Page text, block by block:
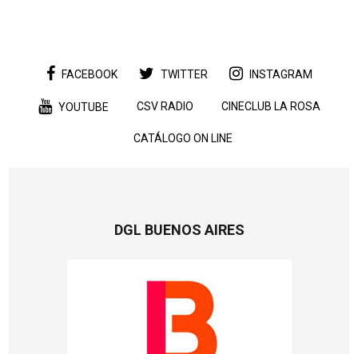
FACEBOOK TWITTER INSTAGRAM
YOUTUBE CSV RADIO CINECLUB LA ROSA
CATÁLOGO ON LINE
DGL BUENOS AIRES